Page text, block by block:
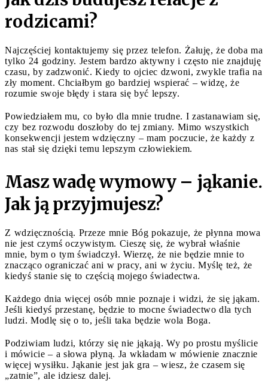
rodzicami?
Najczęściej kontaktujemy się przez telefon. Żałuję, że doba ma
tylko 24 godziny. Jestem bardzo aktywny i często nie znajduję
czasu, by zadzwonić. Kiedy to ojciec dzwoni, zwykle trafia na
zły moment. Chciałbym go bardziej wspierać – widzę, że
rozumie swoje błędy i stara się być lepszy.
Powiedziałem mu, co było dla mnie trudne. I zastanawiam się,
czy bez rozwodu doszłoby do tej zmiany. Mimo wszystkich
konsekwencji jestem wdzięczny – mam poczucie, że każdy z
nas stał się dzięki temu lepszym człowiekiem.
Masz wadę wymowy – jąkanie.
Jak ją przyjmujesz?
Z wdzięcznością. Przeze mnie Bóg pokazuje, że płynna mowa
nie jest czymś oczywistym. Cieszę się, że wybrał właśnie
mnie, bym o tym świadczył. Wierzę, że nie będzie mnie to
znacząco ograniczać ani w pracy, ani w życiu. Myślę też, że
kiedyś stanie się to częścią mojego świadectwa.
Każdego dnia więcej osób mnie poznaje i widzi, że się jąkam.
Jeśli kiedyś przestanę, będzie to mocne świadectwo dla tych
ludzi. Modlę się o to, jeśli taka będzie wola Boga.
Podziwiam ludzi, którzy się nie jąkają. Wy po prostu myślicie
i mówicie – a słowa płyną. Ja wkładam w mówienie znacznie
więcej wysiłku. Jąkanie jest jak gra – wiesz, że czasem się
„zatnie”, ale idziesz dalej.